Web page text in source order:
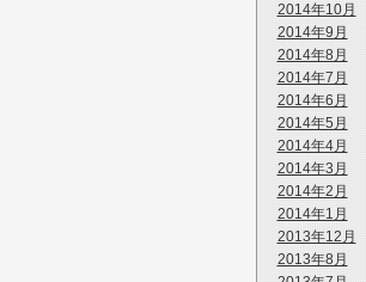
2014年10月
2014年9月
2014年8月
2014年7月
2014年6月
2014年5月
2014年4月
2014年3月
2014年2月
2014年1月
2013年12月
2013年8月